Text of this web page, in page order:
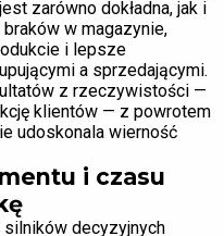
zarówno dokładna, jak i
w magazynie,
i lepsze
a sprzedającymi.
z rzeczywistości —
klientów — z powrotem
udoskonala wierność
i czasu
silników decyzyjnych